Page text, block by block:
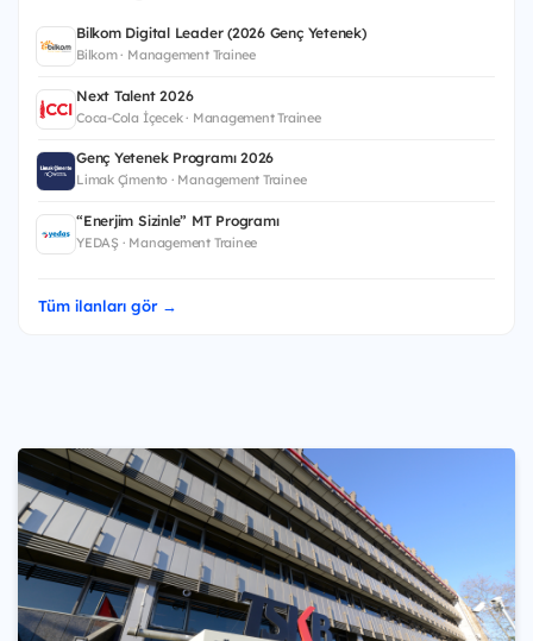
Bilkom Digital Leader (2026 Genç Yetenek)
Bilkom · Management Trainee
Next Talent 2026
Coca-Cola İçecek · Management Trainee
Genç Yetenek Programı 2026
Limak Çimento · Management Trainee
“Enerjim Sizinle” MT Programı
YEDAŞ · Management Trainee
Tüm ilanları gör →